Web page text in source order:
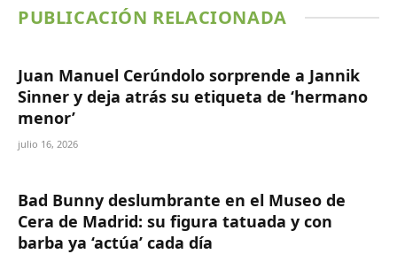
PUBLICACIÓN RELACIONADA
Juan Manuel Cerúndolo sorprende a Jannik
Sinner y deja atrás su etiqueta de ‘hermano
menor’
julio 16, 2026
Bad Bunny deslumbrante en el Museo de
Cera de Madrid: su figura tatuada y con
barba ya ‘actúa’ cada día